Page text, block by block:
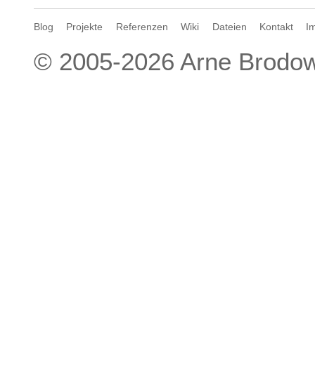
Blog Projekte Referenzen Wiki Dateien Kontakt
© 2005-2026 Arne